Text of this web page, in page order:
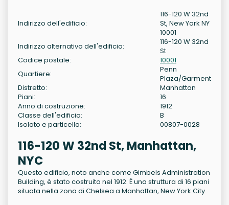
Indirizzo dell'edificio:
116-120 W 32nd
St, New York NY
10001
Indirizzo alternativo dell'edificio:
116-120 W 32nd
St
Codice postale:
10001
Quartiere:
Penn
Plaza/Garment
Distretto:
Manhattan
Piani:
16
Anno di costruzione:
1912
Classe dell'edificio:
B
Isolato e particella:
00807-0028
116-120 W 32nd St, Manhattan,
NYC
Questo edificio, noto anche come Gimbels Administration
Building, è stato costruito nel 1912. È una struttura di 16 piani
situata nella zona di Chelsea a Manhattan, New York City.